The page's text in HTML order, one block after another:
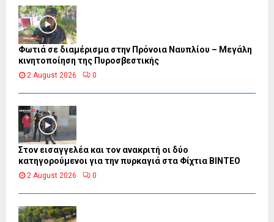
Φωτιά σε διαμέρισμα στην Πρόνοια Ναυπλίου – Μεγάλη
κινητοποίηση της Πυροσβεστικής
2 August 2026 0
Στον εισαγγελέα και τον ανακριτή οι δύο
κατηγορούμενοι για την πυρκαγιά στα Φίχτια ΒΙΝΤΕΟ
2 August 2026 0